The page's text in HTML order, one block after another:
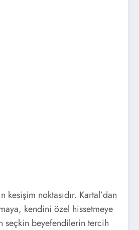
noktasıdır. Kartal’dan
kendini özel hissetmeye
seçkin beyefendilerin tercih